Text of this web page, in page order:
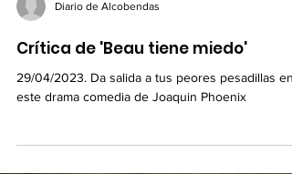
Crítica de 'Beau tiene miedo'
29/04/2023. Da salida a tus peores pesadillas en